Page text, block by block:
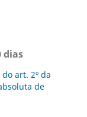
dias
art. 2º da
de